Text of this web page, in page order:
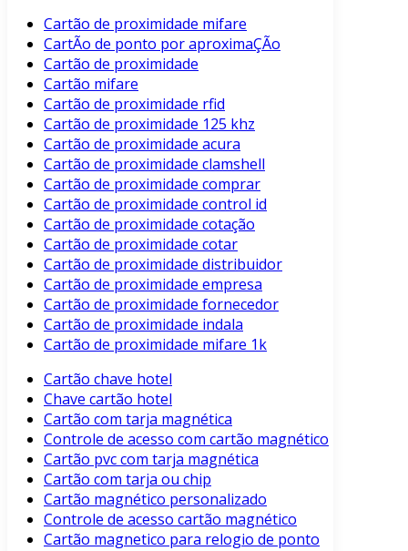
Cartão de proximidade mifare
CartÃo de ponto por aproximaÇÃo
Cartão de proximidade
Cartão mifare
Cartão de proximidade rfid
Cartão de proximidade 125 khz
Cartão de proximidade acura
Cartão de proximidade clamshell
Cartão de proximidade comprar
Cartão de proximidade control id
Cartão de proximidade cotação
Cartão de proximidade cotar
Cartão de proximidade distribuidor
Cartão de proximidade empresa
Cartão de proximidade fornecedor
Cartão de proximidade indala
Cartão de proximidade mifare 1k
Cartão chave hotel
Chave cartão hotel
Cartão com tarja magnética
Controle de acesso com cartão magnético
Cartão pvc com tarja magnética
Cartão com tarja ou chip
Cartão magnético personalizado
Controle de acesso cartão magnético
Cartão magnetico para relogio de ponto